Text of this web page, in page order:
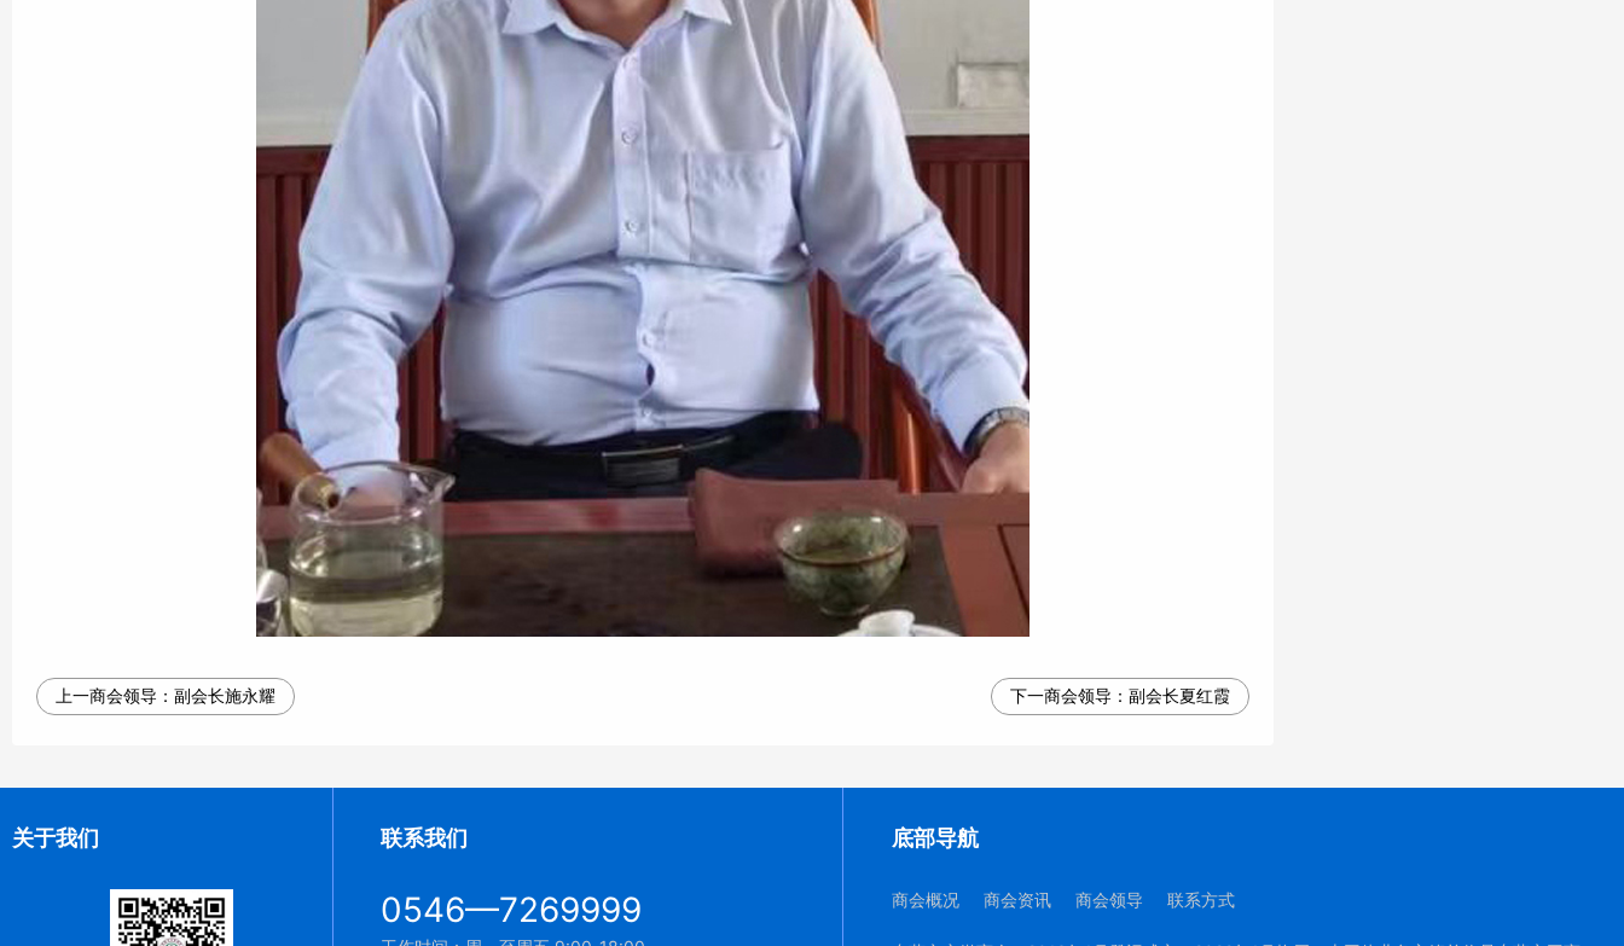
上一商会领导： 副会长施永耀 下一商会领导： 副会长夏红霞
关于我们 联系我们
0546—7269999
底部导航
商会概况 商会资讯 商会领导 联系方式